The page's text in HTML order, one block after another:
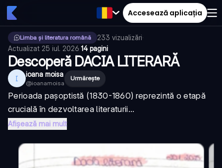
Accesează aplicația
Limba și literatura română 233 vizualizări·
Actualizat 25 iul. 2026·14 pagini
Descoperă DACIA LITERARĂ
I ioana moisa
@ioanamoisa
Urmărește
Perioada pașoptistă (1830-1860) reprezintă o etapă
crucială în dezvoltarea literaturii...
Afișează mai mult